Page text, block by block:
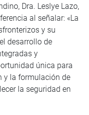
Dra. Leslye Lazo,
al señalar: «La
y su
desarrollo de
y
única para
y la formulación de
la seguridad en